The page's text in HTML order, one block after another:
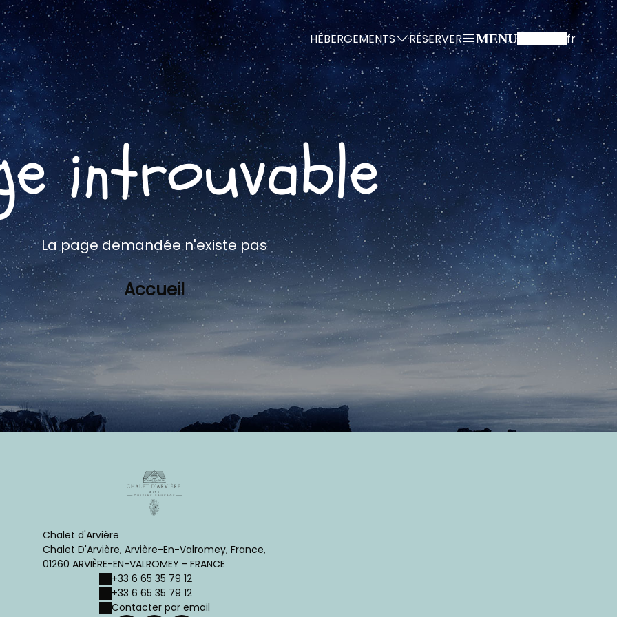
HÉBERGEMENTS RÉSERVER MENU fr
introuvable
La page demandée n'existe pas
Accueil
Chalet d'Arvière
Chalet D'Arvière, Arvière-En-Valromey, France,
01260 ARVIÈRE-EN-VALROMEY - FRANCE
+33 6 65 35 79 12
+33 6 65 35 79 12
Contacter par email